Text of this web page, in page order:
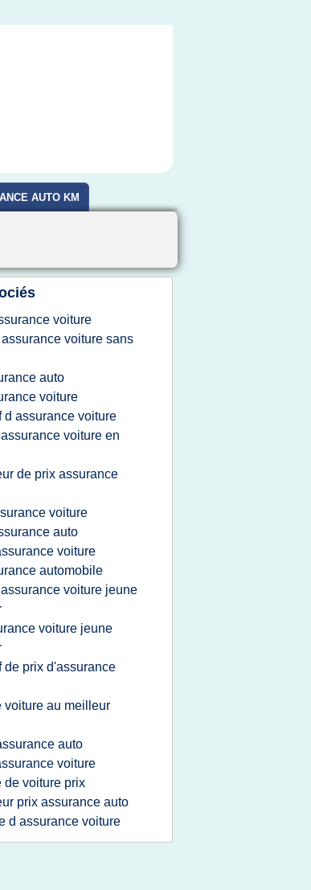
AUTO KM
voiture
voiture sans
auto
voiture
d assurance voiture
voiture en
de prix assurance
voiture
auto
voiture
automobile
voiture jeune
voiture jeune
de prix d'assurance
voiture au meilleur
auto
voiture
de voiture prix
prix assurance auto
d assurance voiture